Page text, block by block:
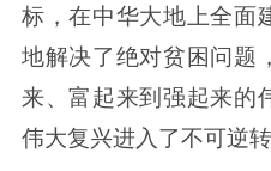
标，在中华大地上全面
地解决了绝对贫困问题
来、富起来到强起来的
伟大复兴进入了不可逆